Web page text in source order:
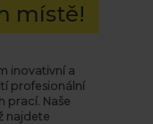
místě!
inovativní a
profesionální
prací. Naše
najdete